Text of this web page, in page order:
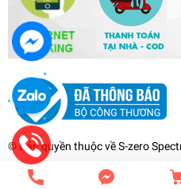
© Bản quyền thuộc vềS-zero
Mô hình
125.000₫
undefined
Tiến Hành